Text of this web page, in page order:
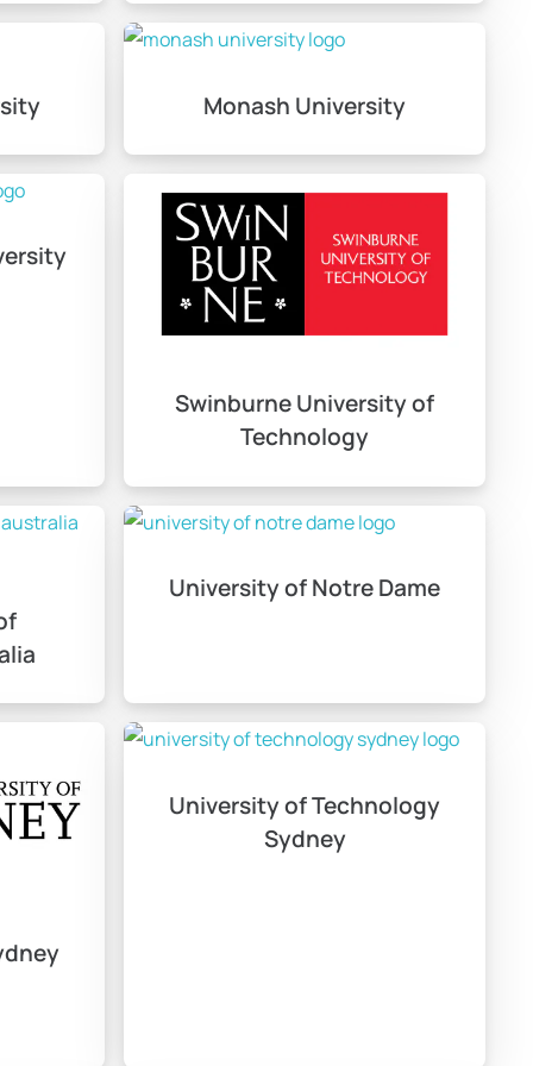
bu süre tam güne kadar uzayabilir. Bu sayede,
daha hızlı entegrasyonunu sağlar.
gibi okullar, dünya çapında yüksek öğretim
Monash University
Swinburne University of
Technology
University of Notre Dame
University of Technology
Sydney